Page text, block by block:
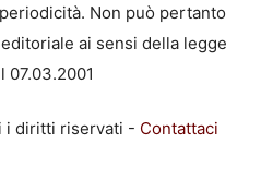
Non può pertanto
ai sensi della legge
07.03.2001
i diritti riservati - Contattaci